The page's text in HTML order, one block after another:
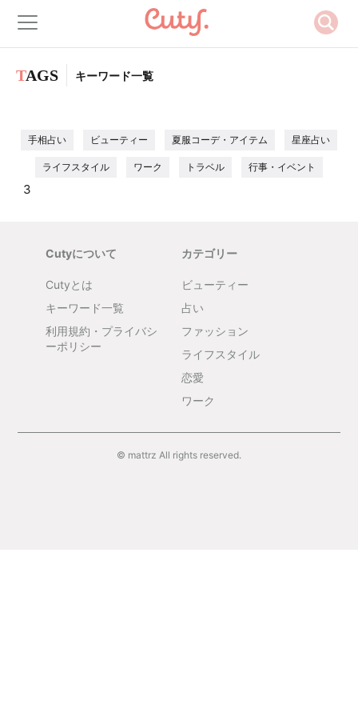
TAGS キーワード一覧
手相占い ビューティー 夏服コーデ・アイテム 星座占い
ライフスタイル ワーク トラベル 行事・イベント
3
Cutyについて
Cutyとは
キーワード一覧
利用規約・プライバシ
ーポリシー
カテゴリー
ビューティー
占い
ファッション
ライフスタイル
恋愛
ワーク
© mattrz All rights reserved.